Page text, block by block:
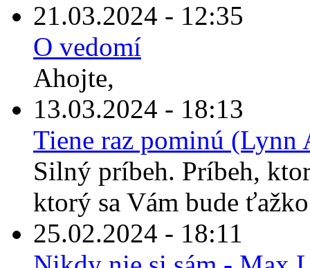
21.03.2024 - 12:35
O vedomí
Ahojte,
13.03.2024 - 18:13
Tiene raz pominú (Lynn
Silný príbeh. Príbeh,
ktorý sa Vám bude
25.02.2024 - 18:11